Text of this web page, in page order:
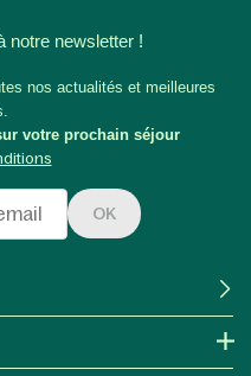
notre newsletter !
nos actualités et meilleures
votre prochain séjour
OK